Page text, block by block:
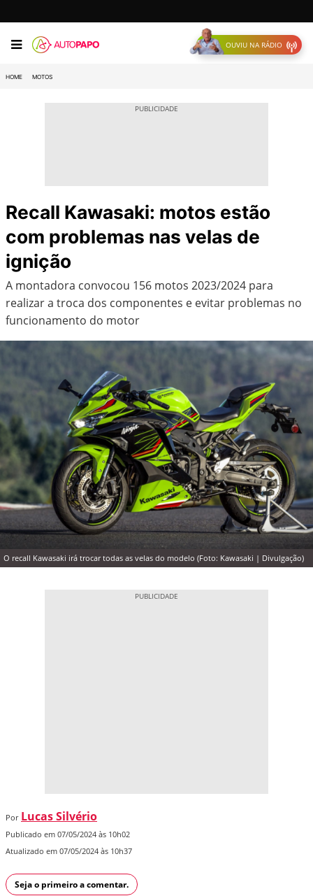
OUVIU NA RÁDIO
HOME MOTOS
Recall Kawasaki: motos estão
com problemas nas velas de
ignição
A montadora convocou 156 motos 2023/2024 para
realizar a troca dos componentes e evitar problemas no
funcionamento do motor
O recall Kawasaki irá trocar todas as velas do modelo (Foto: Kawasaki | Divulgação)
Por Lucas Silvério
Publicado em 07/05/2024 às 10h02
Atualizado em 07/05/2024 às 10h37
Seja o primeiro a comentar.